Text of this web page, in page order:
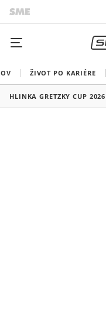
ŽIVOT PO KARIÉRE
HLINKA GRETZKY CUP 2026